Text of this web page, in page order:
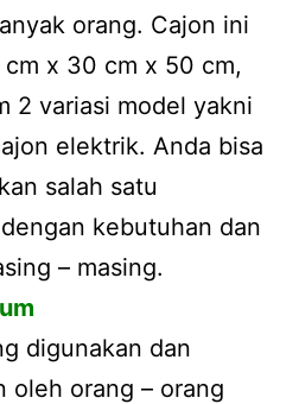
orang. Cajon ini
x 30 cm x 50 cm,
2 variasi model yakni
elektrik. Anda bisa
salah satu
kebutuhan dan
– masing.
digunakan dan
oleh orang – orang